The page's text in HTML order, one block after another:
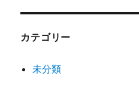
カテゴリー
未分類